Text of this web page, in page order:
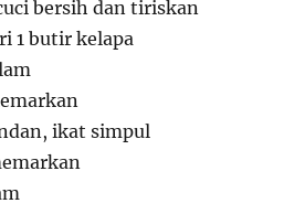
bersih dan tiriskan
1 butir kelapa
ikat simpul